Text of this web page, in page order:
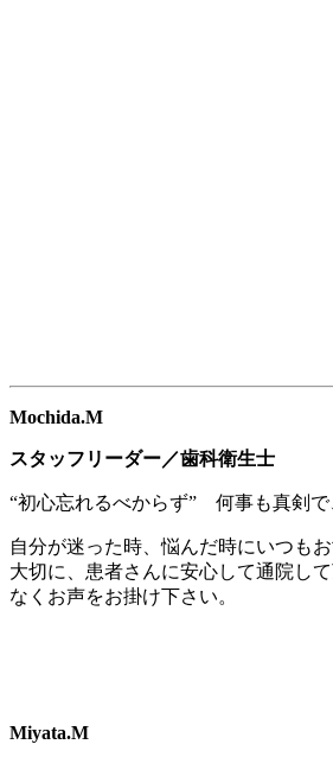
Mochida.M
スタッフリーダー／歯科衛生士
“初心忘れるべからず” 何事も真剣
自分が迷った時、悩んだ時にいつも
大切に、患者さんに安心して通院し
なくお声をお掛け下さい。
Miyata.M